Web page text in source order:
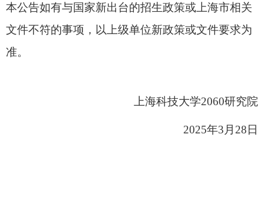
本公告如有与国家新出台的招生政策或上海市相关
文件不符的事项，以上级单位新政策或文件要求为
准。
上海科技大学2060研究院
2025年3 月 28日